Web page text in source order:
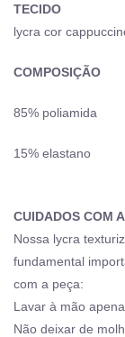
TECIDO
lycra cor
COMPOSIÇÃO
85% poliamida
15% elastano
CUIDADOS COM
Nossa lycra
fundamental
com a peça:
Lavar à mão
Não deixar de